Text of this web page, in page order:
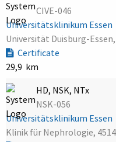
CIVE-046
Universitätsklinikum Essen
Universität Duisburg-Essen,
Certificate
29,9 km
HD, NSK, NTx
NSK-056
Universitätsklinikum Essen
Klinik für Nephrologie,